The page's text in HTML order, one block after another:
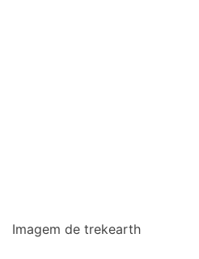
Imagem de trekearth